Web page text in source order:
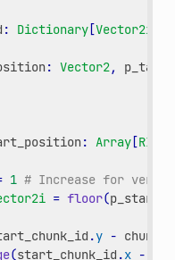
: Dictionary [Vector2i
: Vector2,
: Array [RID
1 # Increase for very
= floor(
.y -
(start_chunk_id .x -